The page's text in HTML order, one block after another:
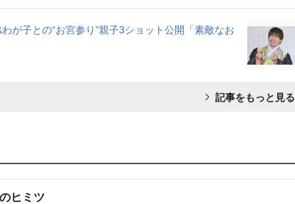
が子との“お宮参り”親子3ショット公開「素敵なお
記事をもっと見る
ヒミツ